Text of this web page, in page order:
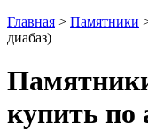
Главная > Памятники
диабаз)
купить